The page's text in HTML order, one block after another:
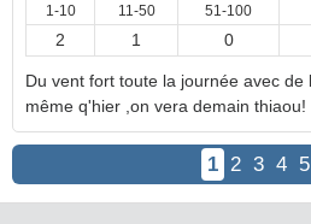
1-10 11-50 51-100
2 1 0
Du vent fort toute la journée avec
même q'hier ,on vera demain thiaou!
1 2 3 4 5